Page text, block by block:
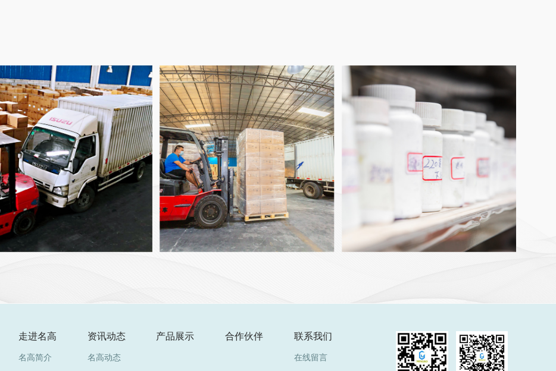
走进名高
名高简介
资讯动态
名高动态
产品展示 合作伙伴 联系我们
在线留言